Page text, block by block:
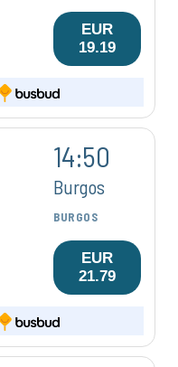
EUR
19.19
14:50
Burgos
BURGOS
EUR
21.79